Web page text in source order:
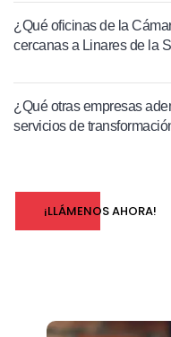
¿Qué oficinas de la
cercanas a Linares de la
¿Qué otras empresas
servicios de
¡LLÁMENOS AHORA!